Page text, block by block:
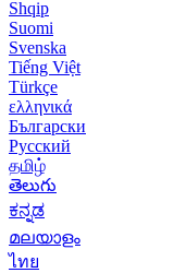
Shqip
Suomi
Svenska
Tiếng Việt
Türkçe
ελληνικά
Български
Русский
தமிழ்
తెలుగు
ಕನ್ನಡ
മലയാളം
ไทย